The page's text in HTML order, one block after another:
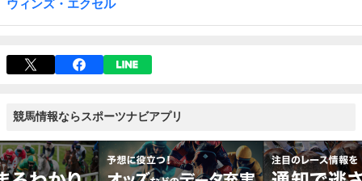
ウィンズ・エクセル
競馬情報ならスポーツナビアプリ